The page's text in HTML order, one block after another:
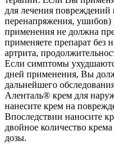
для лечения
перенапряжения, ушибов)
применения не должна
применяете препарат без
артрита,
Если симптомы
дней применения, Вы
дальнейшего
Аленталь® крем для
нанесите крем на
Впоследствии наносите
двойное количество
дозы.